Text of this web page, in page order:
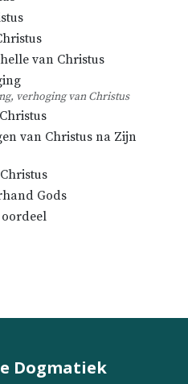
van Christus
verhoging van Christus
van Christus na Zijn
Gods
Dogmatiek